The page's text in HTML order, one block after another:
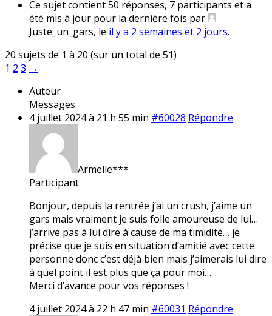
Ce sujet contient 50 réponses, 7 participants et a
été mis à jour pour la dernière fois par
Juste_un_gars, le il y a 2 semaines et 2 jours.
20 sujets de 1 à 20 (sur un total de 51)
1 2 3 →
Auteur
Messages
4 juillet 2024 à 21 h 55 min #60028 Répondre
Armelle***
Participant
Bonjour, depuis la rentrée j’ai un crush, j’aime un
gars mais vraiment je suis folle amoureuse de lui…
j’arrive pas à lui dire à cause de ma timidité… je
précise que je suis en situation d’amitié avec cette
personne donc c’est déjà bien mais j’aimerais lui dire
à quel point il est plus que ça pour moi…
Merci d’avance pour vos réponses !
4 juillet 2024 à 22 h 47 min #60031 Répondre